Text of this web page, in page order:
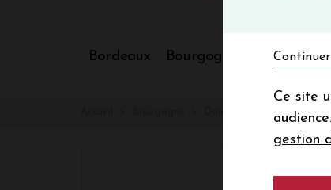
Ce site
gestion
Bordeaux Bourgogne Nos Régions
Domaine BERNARD